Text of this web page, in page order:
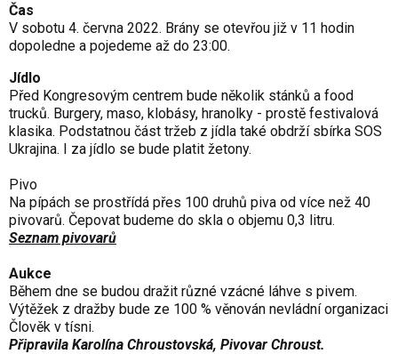
Čas
V sobotu 4. června 2022. Brány se otevřou již v 11 hodin
dopoledne a pojedeme až do 23:00.
Jídlo
Před Kongresovým centrem bude několik stánků a food
trucků. Burgery, maso, klobásy, hranolky - prostě festivalová
klasika. Podstatnou část tržeb z jídla také obdrží sbírka SOS
Ukrajina. I za jídlo se bude platit žetony.
Pivo
Na pípách se prostřídá přes 100 druhů piva od více než 40
pivovarů. Čepovat budeme do skla o objemu 0,3 litru.
Seznam pivovarů
Aukce
Během dne se budou dražit různé vzácné láhve s pivem.
Výtěžek z dražby bude ze 100 % věnován nevládní organizaci
Člověk v tísni.
Připravila Karolína Chroustovská, Pivovar Chroust.